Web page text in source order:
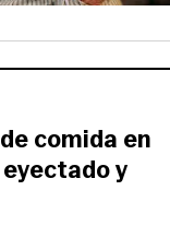
comida en
y